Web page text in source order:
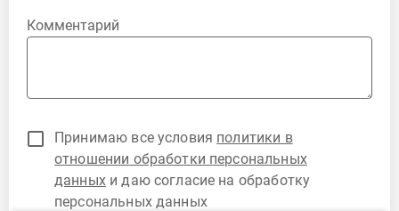
Комментарий
Принимаю все условия политики в
отношении обработки персональных
данныхи даю согласие на обработку
персональных данных